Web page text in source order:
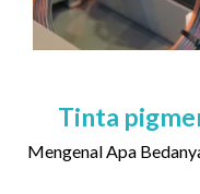
Tinta
Mengenal Apa